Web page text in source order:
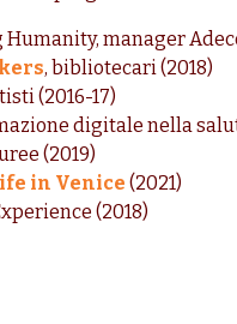
manager
, bibliotecari (2018)
(2016-17)
digitale nella
(2019)
in Venice (2021)
(2018)